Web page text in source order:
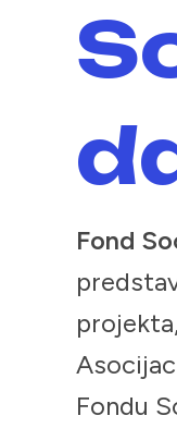
Fond
Fondu